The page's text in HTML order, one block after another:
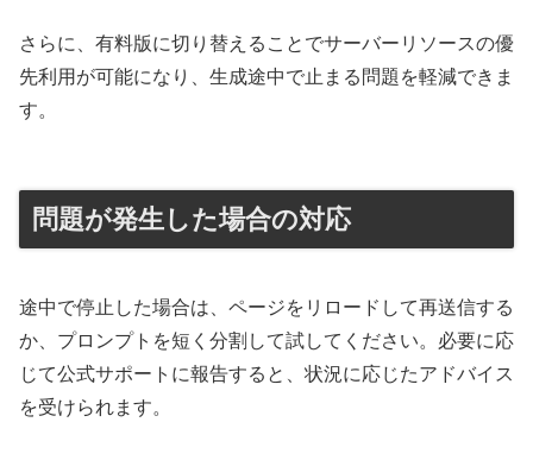
さらに、有料版に切り替えることでサーバーリソースの優
先利用が可能になり、生成途中で止まる問題を軽減できま
す。
問題が発生した場合の対応
途中で停止した場合は、ページをリロードして再送信する
か、プロンプトを短く分割して試してください。必要に応
じて公式サポートに報告すると、状況に応じたアドバイス
を受けられます。